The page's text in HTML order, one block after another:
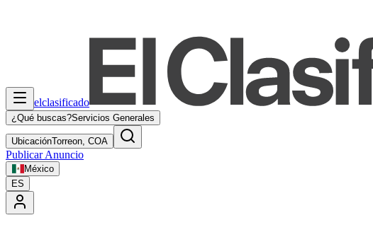
elclasificado
¿Qué buscas?Servicios Generales
UbicaciónTorreon, COA
Publicar Anuncio
México
ES